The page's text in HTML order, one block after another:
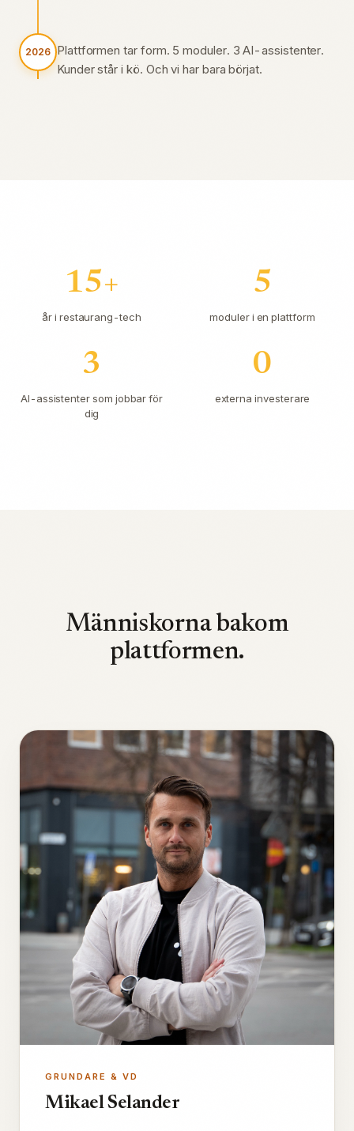
2026 Plattformen tar form. 5 moduler. 3 AI-assistenter.
Kunder står i kö. Och vi har bara börjat.
15+
år i restaurang-tech
5
moduler i en plattform
3
AI-assistenter som jobbar för
dig
0
externa investerare
Människorna bakom
plattformen.
GRUNDARE & VD
Mikael Selander